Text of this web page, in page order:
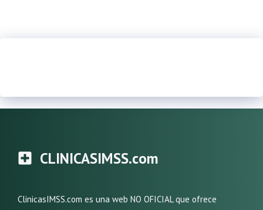
CLINICASIMSS.com
ClinicasIMSS.com es una web NO OFICIAL que ofrece